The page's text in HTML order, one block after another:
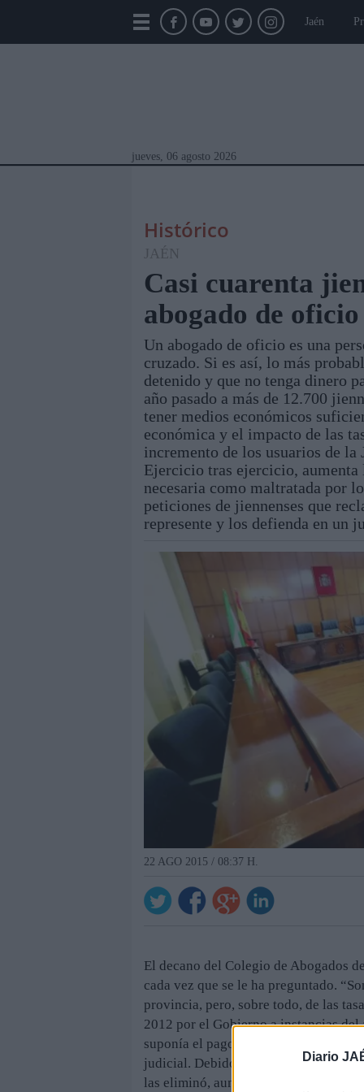
Diario
Jaén
jueves, 06 agosto 2026
Módulos Portada Jaén Provincia Linares
Histórico
JAÉN
Casi cuarenta
abogado de oficio
Un abogado de oficio es una
cruzado. Si es así, lo más
detenido y que no tenga dinero
año pasado a más de 12.700
tener medios económicos
económica y el impacto de las
incremento de los usuarios de
Ejercicio tras ejercicio,
necesaria como maltratada por
peticiones de jiennenses que
represente y los defienda en un
22 AGO 2015 / 08:37 H.
El decano del Colegio de Abogados
cada vez que se le ha preguntado.
provincia, pero, sobre todo, de las
2012 por el Gobierno a instancias
suponía el pago de determinadas
judicial. Debido a la presión ejercida
las eliminó, aunque de forma parcial.